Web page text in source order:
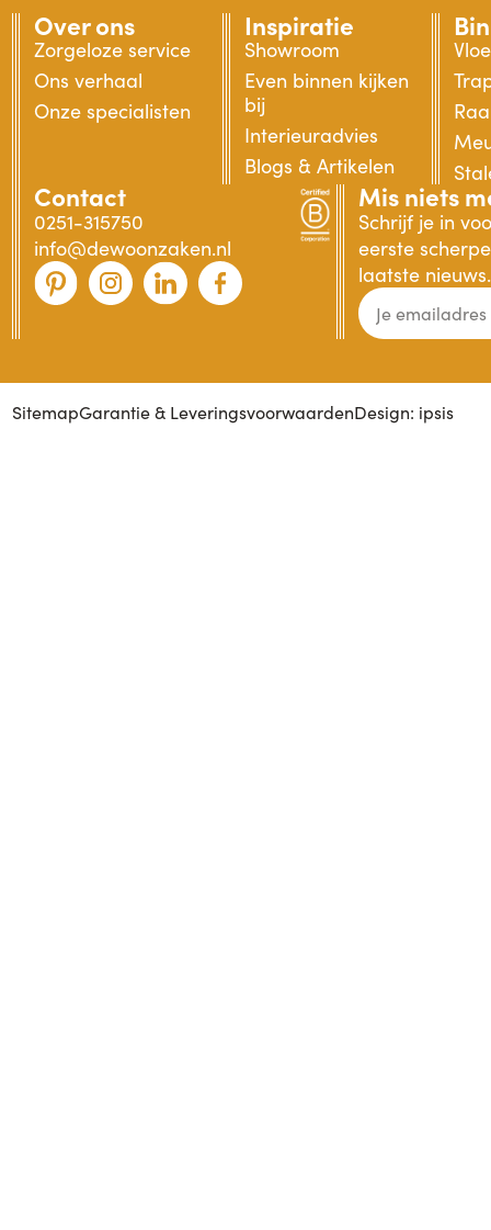
Over ons
Zorgeloze service
Ons verhaal
Onze specialisten
Inspiratie
Showroom
Even binnen kijken
bij
Interieuradvies
Blogs & Artikelen
Contact
0251-315750
info@dewoonzaken.nl
Mis niets
Schrijf je in
eerste
laatste nieuws.
SitemapGarantie & LeveringsvoorwaardenDesign: ipsis